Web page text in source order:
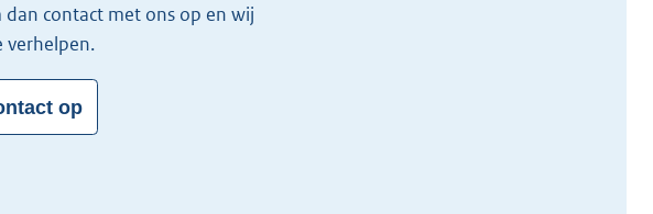
contact met ons op en wij
verhelpen.
op